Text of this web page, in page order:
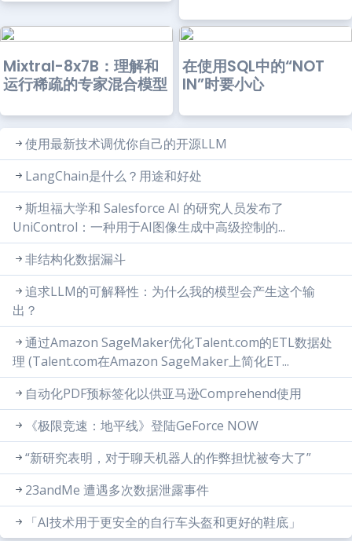
Mixtral-8x7B：理解和
运行稀疏的专家混合模型
在使用SQL中的“NOT
IN”时要小心
使用最新技术调优你自己的开源LLM
LangChain是什么？用途和好处
斯坦福大学和 Salesforce AI 的研究人员发布了
UniControl：一种用于AI图像生成中高级控制的...
非结构化数据漏斗
追求LLM的可解释性：为什么我的模型会产生这个输
出？
通过Amazon SageMaker优化Talent.com的ETL数据处
理 (Talent.com在Amazon SageMaker上简化ET...
自动化PDF预标签化以供亚马逊Comprehend使用
《极限竞速：地平线》登陆GeForce NOW
“新研究表明，对于聊天机器人的作弊担忧被夸大了”
23andMe 遭遇多次数据泄露事件
「AI技术用于更安全的自行车头盔和更好的鞋底」